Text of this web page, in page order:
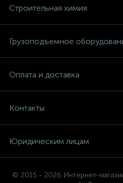
Строительная химия
Грузоподъемное
Оплата и доставка
Контакты
Юридическим лицам
© 2015 - 2026 Интернет-